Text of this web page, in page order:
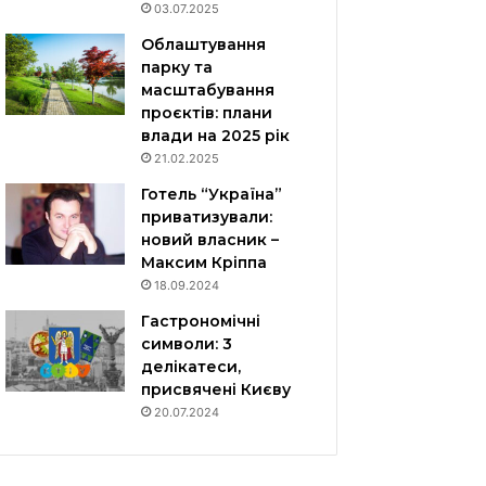
03.07.2025
Облаштування
парку та
масштабування
проєктів: плани
влади на 2025 рік
21.02.2025
Готель “Україна”
приватизували:
новий власник –
Максим Кріппа
18.09.2024
Гастрономічні
символи: 3
делікатеси,
присвячені Києву
20.07.2024